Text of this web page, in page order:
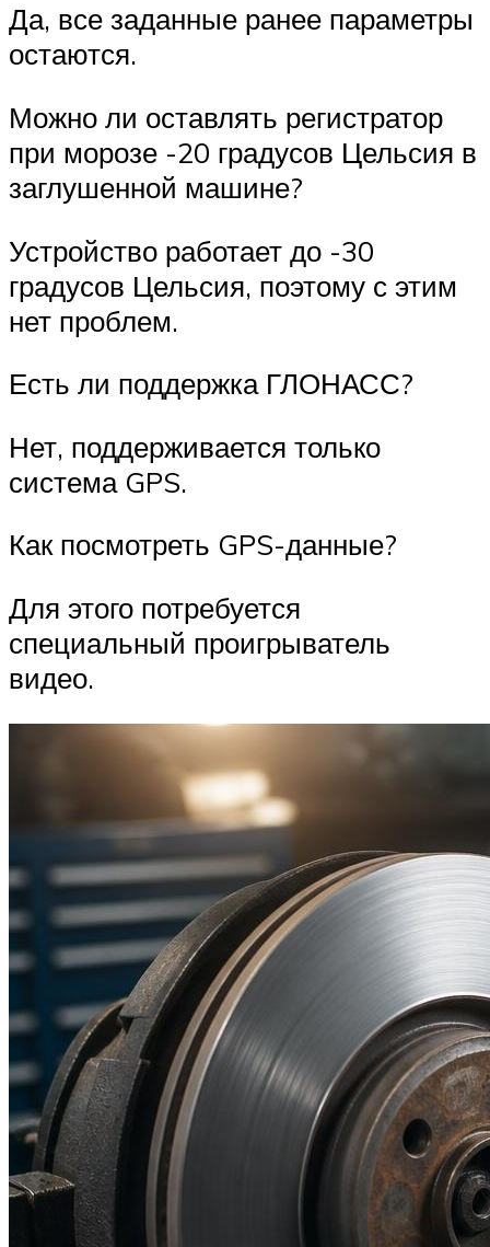
Да, все заданные ранее параметры
остаются.
Можно ли оставлять регистратор
при морозе -20 градусов Цельсия в
заглушенной машине?
Устройство работает до -30
градусов Цельсия, поэтому с этим
нет проблем.
Есть ли поддержка ГЛОНАСС?
Нет, поддерживается только
система GPS.
Как посмотреть GPS-данные?
Для этого потребуется
специальный проигрыватель
видео.